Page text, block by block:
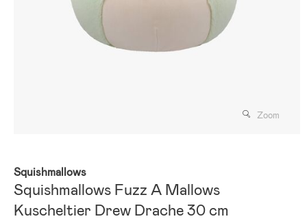
Zoom
Squishmallows
Squishmallows Fuzz A Mallows
Kuscheltier Drew Drache 30 cm